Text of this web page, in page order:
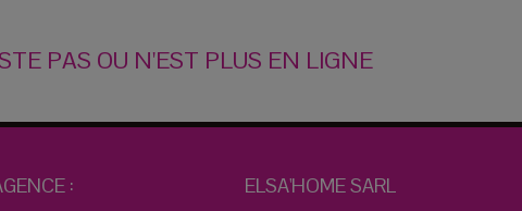
PAS OU N'EST PLUS EN LIGNE
: ELSA'HOME SARL